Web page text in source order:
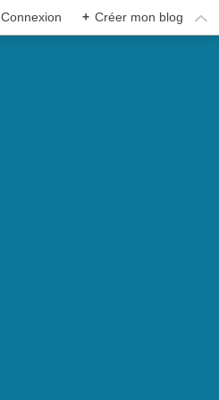
Connexion + Créer mon blog